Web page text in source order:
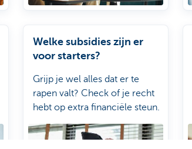
Welke subsidies zijn er
voor starters?
Grijp je wel alles dat er te
rapen valt? Check of je recht
hebt op extra financiële steun.